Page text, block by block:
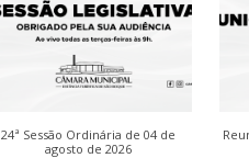
24ª Sessão Ordinária de 04 de
agosto de 2026